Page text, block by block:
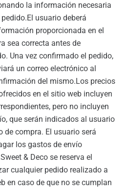
la información necesaria
usuario deberá
proporcionada en el
sea correcta antes de
Una vez confirmado el pedido,
un correo electrónico al
del mismo.Los precios
en el sitio web incluyen
pero no incluyen
que serán indicados al usuario
de compra. El usuario será
los gastos de envío
& Deco se reserva el
cualquier pedido realizado a
en caso de que no se cumplan